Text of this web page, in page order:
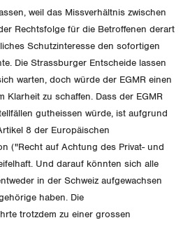
weil das Missverhältnis zwischen
Rechtsfolge für die Betroffenen derart
Schutzinteresse den sofortigen
Die Strassburger Entscheide lassen
warten, doch würde der EGMR einen
Klarheit zu schaffen. Dass der EGMR
gutheissen würde, ist aufgrund
8 der Europäischen
("Recht auf Achtung des Privat- und
Und darauf könnten sich alle
in der Schweiz aufgewachsen
haben. Die
trotzdem zu einer grossen